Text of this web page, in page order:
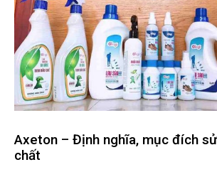
Axeton – Định nghĩa, mục đích
chất